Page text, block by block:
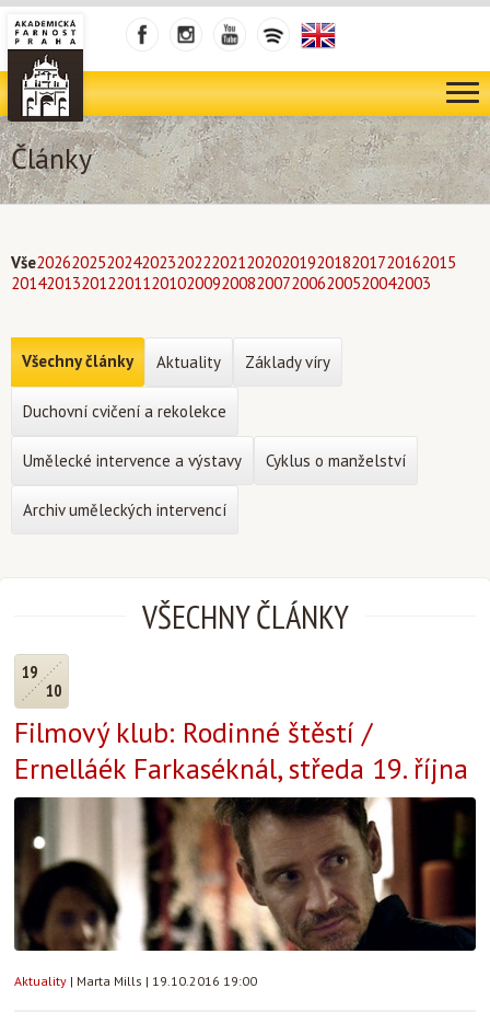
Články
Vše202620252024202320222021202020192018201720162015
201420132012201120102009200820072006200520042003
VŠECHNY ČLÁNKY
19
10
Filmový klub: Rodinné štěstí /
Ernelláék Farkaséknál, středa 19. října
Aktuality | Marta Mills | 19.10.2016 19:00
Všechny články Aktuality Základy víry
Duchovní cvičení a rekolekce
Umělecké intervence a výstavy Cyklus o manželství
Archiv uměleckých intervencí